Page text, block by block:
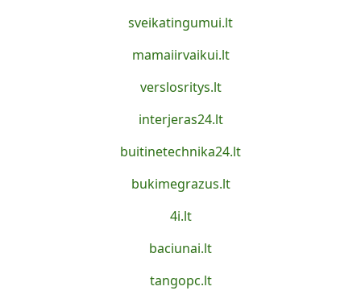
sveikatingumui.lt
mamaiirvaikui.lt
verslosritys.lt
interjeras24.lt
buitinetechnika24.lt
bukimegrazus.lt
4i.lt
baciunai.lt
tangopc.lt